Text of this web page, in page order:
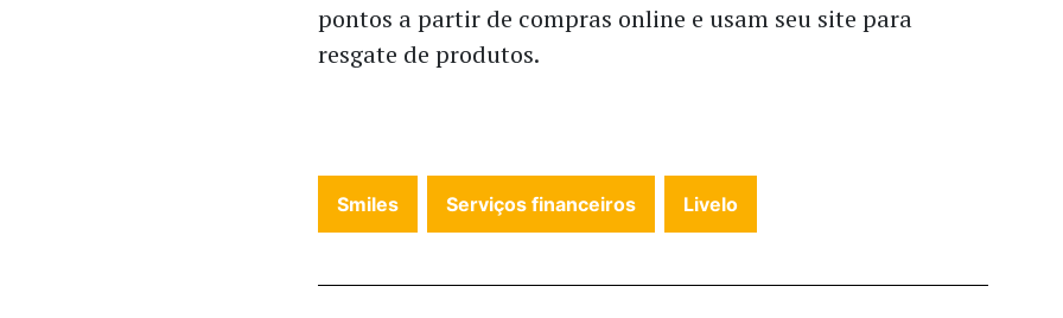
pontos a partir de compras online e usam seu site para
resgate de produtos.
Smiles Serviços financeiros Livelo